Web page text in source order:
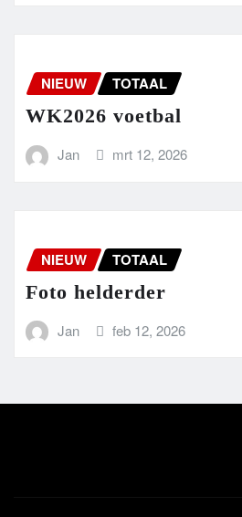
NIEUW TOTAAL
WK2026 voetbal
Jan mrt 12, 2026
NIEUW TOTAAL
Foto helderder
Jan feb 12, 2026